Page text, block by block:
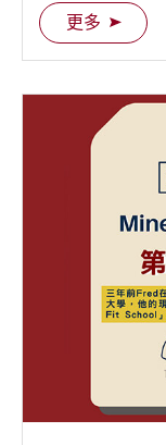
第一次幫母校拉
來認識 McGill 吧
更多